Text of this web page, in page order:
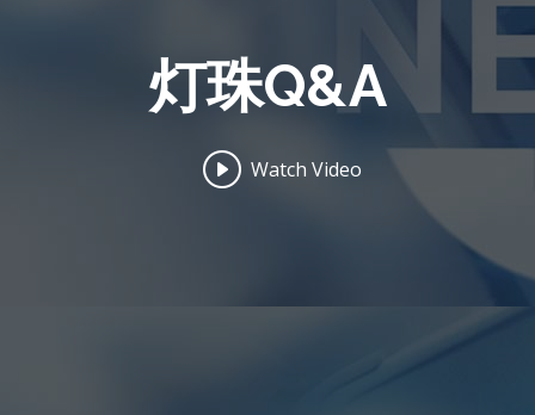
灯珠Q&A
Watch Video